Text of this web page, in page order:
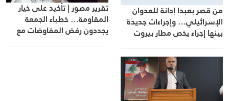
من قصر بعبدا إدانة للعدوان
الإسرائيلي… وإجراءات جديدة
بينها إجراء يخص مطار بيروت
تقرير مصور | تأكيد على خيار
المقاومة… خطباء الجمعة
يجددون رفض المفاوضات مع